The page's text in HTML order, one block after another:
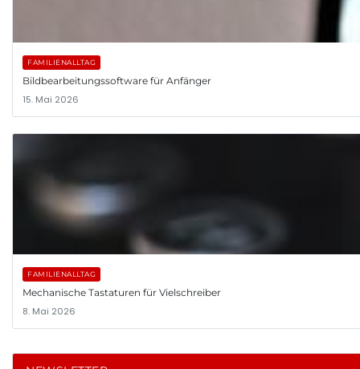
FAMILIENALLTAG
Bildbearbeitungssoftware für Anfänger
15. Mai 2026
FAMILIENALLTAG
Mechanische Tastaturen für Vielschreiber
8. Mai 2026